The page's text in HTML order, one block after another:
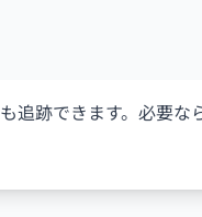
追跡できます。必要な